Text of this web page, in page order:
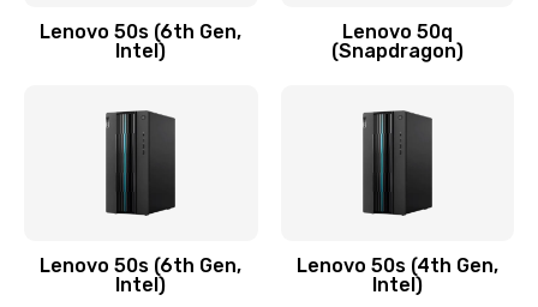
Заказать
Замена модуля HDMI
590 руб.
Lenovo 50s (6th Gen,
Intel)
Lenovo 50q
(Snapdragon)
Lenovo 50s (6th Gen,
Intel)
Lenovo 50s (4th Gen,
Intel)